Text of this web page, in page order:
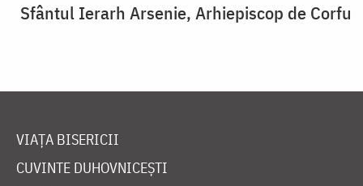
Sfântul Ierarh Arsenie, Arhiepiscop de Corfu
VIAȚA BISERICII
CUVINTE DUHOVNICEȘTI